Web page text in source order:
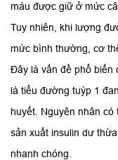
máu được giữ ở mức
Tuy nhiên, khi lượng
mức bình thường, cơ
Đây là vấn đề phổ biến
là tiểu đường tuýp 1
huyết. Nguyên nhân
sản xuất insulin dư
nhanh chóng.